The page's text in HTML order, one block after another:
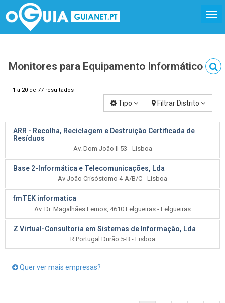
Monitores para Equipamento Informático
1 a 20 de 77 resultados
Tipo Filtrar Distrito
ARR - Recolha, Reciclagem e Destruição Certificada de
Resíduos
Av. Dom João II 53 - Lisboa
Base 2-Informática e Telecomunicações, Lda
Av João Crisóstomo 4-A/B/C - Lisboa
fmTEK informatica
Av. Dr. Magalhães Lemos, 4610 Felgueiras - Felgueiras
Z Virtual-Consultoria em Sistemas de Informação, Lda
R Portugal Durão 5-B - Lisboa
Quer ver mais empresas?